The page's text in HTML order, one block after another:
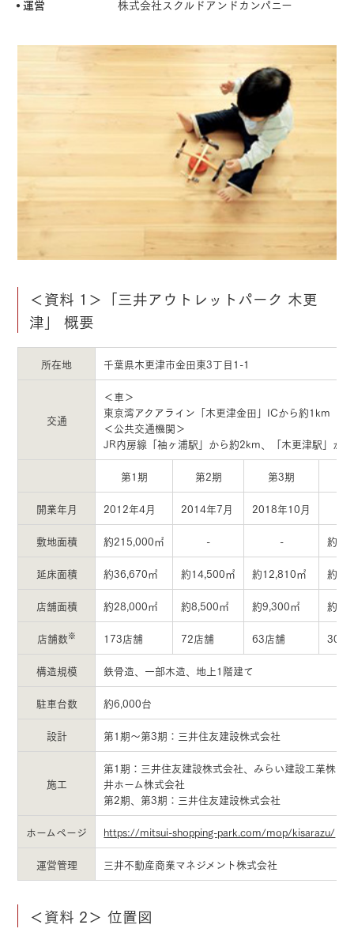
運営 株式会社スクルドアンドカンパニー
＜資料 1＞「三井アウトレットパーク 木更
津」 概要
所在地 千葉県木更津市金田東3丁目1-1
交通
＜車＞
東京湾アクアライン「木更津金田」ICから約1km
＜公共交通機関＞
JR内房線「袖ヶ浦駅」から約2km、「木更津駅」か
第1期 第2期 第3期
開業年月 2012年4月 2014年7月 2018年10月
敷地面積 約215,000㎡ - - 約
延床面積 約36,670㎡ 約14,500㎡ 約12,810㎡ 約
店舗面積 約28,000㎡ 約8,500㎡ 約9,300㎡ 約
店舗数※ 173店舗 72店舗 63店舗 308
構造規模 鉄骨造、一部木造、地上1階建て
駐車台数 約6,000台
設計 第1期～第3期：三井住友建設株式会社
施工
第1期：三井住友建設株式会社、みらい建設工業株式
井ホーム株式会社
第2期、第3期：三井住友建設株式会社
ホームページ https://mitsui-shopping-park.com/mop/kisarazu/
運営管理 三井不動産商業マネジメント株式会社
＜資料 2＞ 位置図